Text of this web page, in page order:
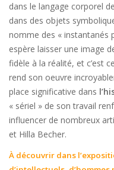
dans le langage corporel
dans des objets
nomme des « instantanés
espère laisser une image
fidèle à la réalité, et c’est
rend son oeuvre
place significative dans
« sériel » de son travail
influencer de nombreux
et Hilla Becher.
À découvrir dans